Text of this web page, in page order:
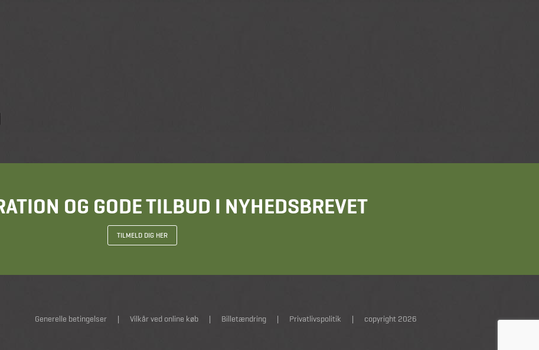
OG GODE TILBUD I NYHEDSBREVET
TILMELD DIG HER
Generelle betingelser | Vilkår ved online køb | Billetændring | Privatlivspolitik | copyright 2026